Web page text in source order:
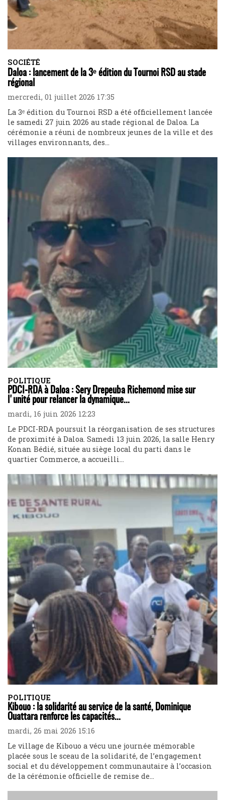
SOCIÉTÉ
Daloa : lancement de la 3ᵉ édition du Tournoi RSD au stade
régional
mercredi, 01 juillet 2026 17:35
La 3ᵉ édition du Tournoi RSD a été officiellement lancée
le samedi 27 juin 2026 au stade régional de Daloa. La
cérémonie a réuni de nombreux jeunes de la ville et des
villages environnants, des...
POLITIQUE
PDCI-RDA à Daloa : Sery Drepeuba Richemond mise sur
l'unité pour relancer la dynamique...
mardi, 16 juin 2026 12:23
Le PDCI-RDA poursuit la réorganisation de ses structures
de proximité à Daloa. Samedi 13 juin 2026, la salle Henry
Konan Bédié, située au siège local du parti dans le
quartier Commerce, a accueilli...
POLITIQUE
Kibouo : la solidarité au service de la santé, Dominique
Ouattara renforce les capacités...
mardi, 26 mai 2026 15:16
Le village de Kibouo a vécu une journée mémorable
placée sous le sceau de la solidarité, de l’engagement
social et du développement communautaire à l’occasion
de la cérémonie officielle de remise de...